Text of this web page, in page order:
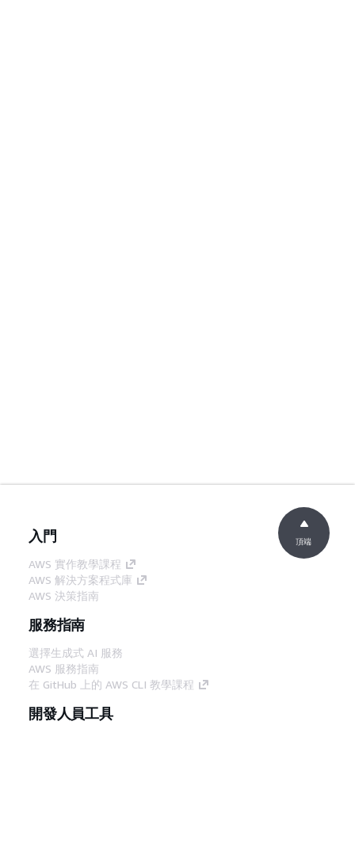
入門
AWS 實作教學課程
AWS 解決方案程式庫
AWS 決策指南
服務指南
選擇生成式 AI 服務
AWS 服務指南
在 GitHub 上的 AWS CLI 教學課程
開發人員工具
頂端